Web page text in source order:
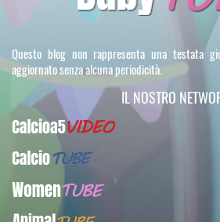
Questo blog non rappresenta una testata
aggiornato senza alcuna periodicità.
IL NOSTRO
Calcioa5Video